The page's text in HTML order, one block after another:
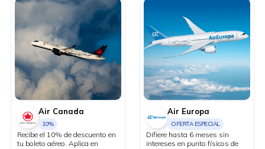
Air Canada
10%
Recibe el 10% de descuento en
tu boleto aéreo. Aplica en
Air Europa
OFERTA ESPECIAL
Difiere hasta 6 meses sin
intereses en punto físicos de